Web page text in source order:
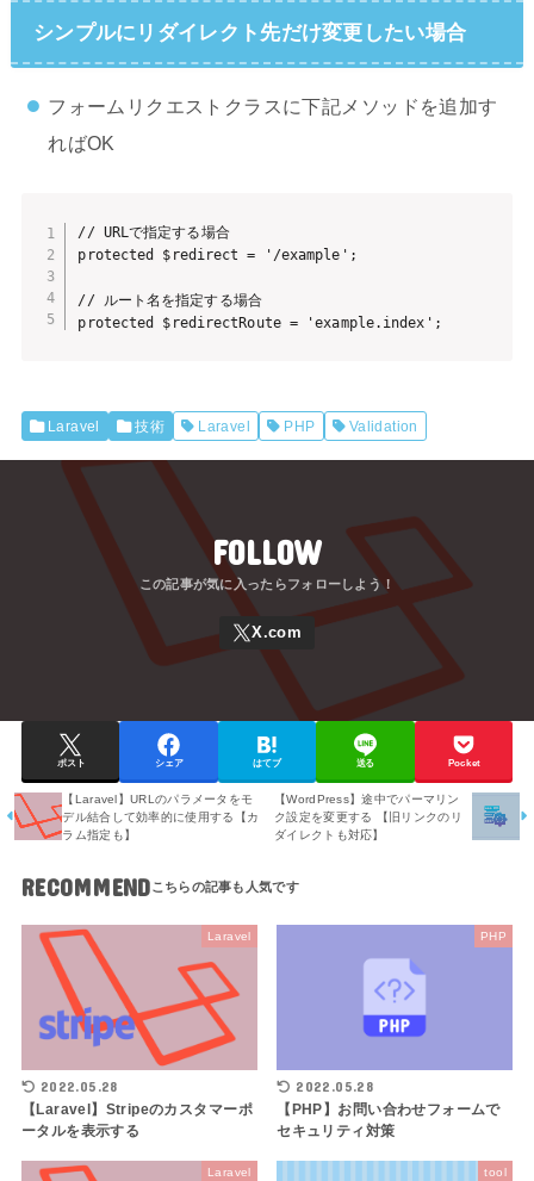
シンプルにリダイレクト先だけ変更したい場合
フォームリクエストクラスに下記メソッドを追加す
ればOK
// URLで指定する場合
protected $redirect = '/example';
// ルート名を指定する場合
protected $redirectRoute = 'example.index';
Laravel 技術 Laravel PHP Validation
FOLLOW
ポスト シェア はてブ 送る Pocket
【Laravel】URLのパラメータをモ
デル結合して効率的に使用する【カ
ラム指定も】
【WordPress】途中でパーマリン
ク設定を変更する 【旧リンクのリ
ダイレクトも対応】
RECOMMEND
Laravel
2022.05.28
【Laravel】Stripeのカスタマーポ
ータルを表示する
PHP
2022.05.28
【PHP】お問い合わせフォームで
セキュリティ対策
Laravel tool